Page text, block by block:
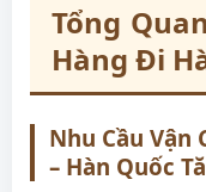
Tổng
Hàng Đi
Nhu Cầu Vận
– Hàn Quốc